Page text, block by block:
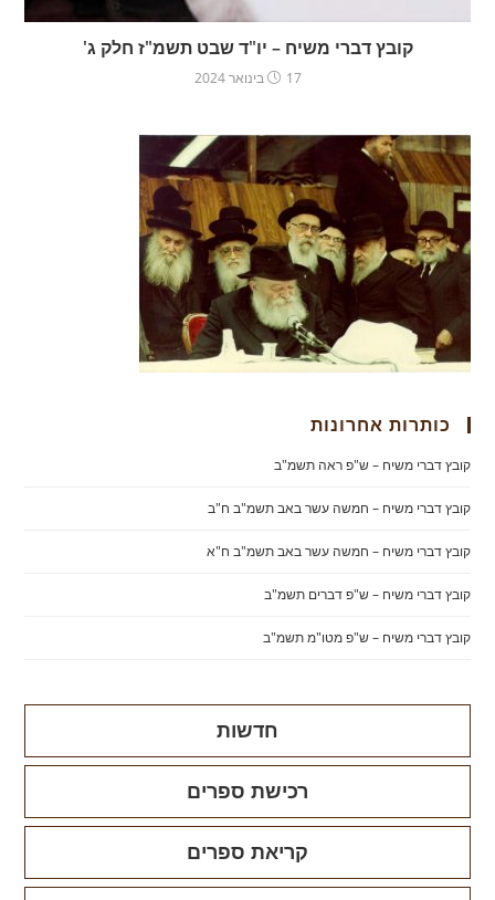
קובץ דברי משיח – יו"ד שבט תשמ"ז חלק ג'
17 בינואר 2024
כותרות אחרונות
קובץ דברי משיח – ש"פ ראה תשמ"ב
קובץ דברי משיח – חמשה עשר באב תשמ"ב ח"ב
קובץ דברי משיח – חמשה עשר באב תשמ"ב ח"א
קובץ דברי משיח – ש"פ דברים תשמ"ב
קובץ דברי משיח – ש"פ מטו"מ תשמ"ב
חדשות
רכישת ספרים
קריאת ספרים